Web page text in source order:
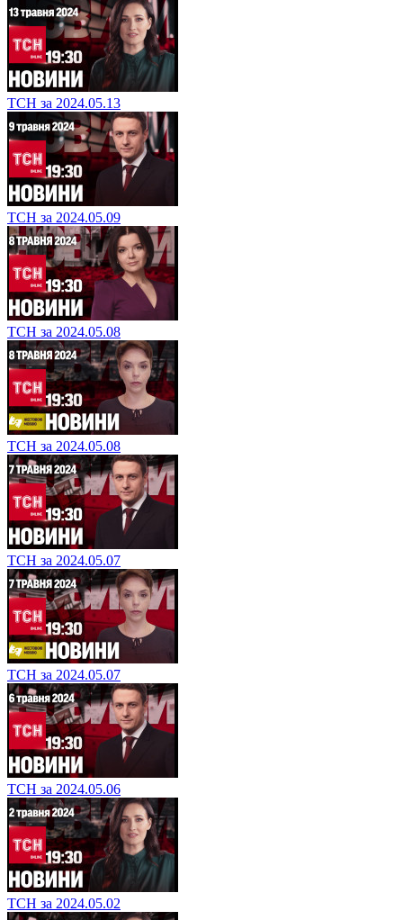
ТСН за 2024.05.13
ТСН за 2024.05.09
ТСН за 2024.05.08
ТСН за 2024.05.08
ТСН за 2024.05.07
ТСН за 2024.05.07
ТСН за 2024.05.06
ТСН за 2024.05.02